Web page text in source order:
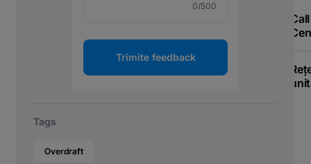
Call
0/500
Trimite feedback
Tags
Overdraft